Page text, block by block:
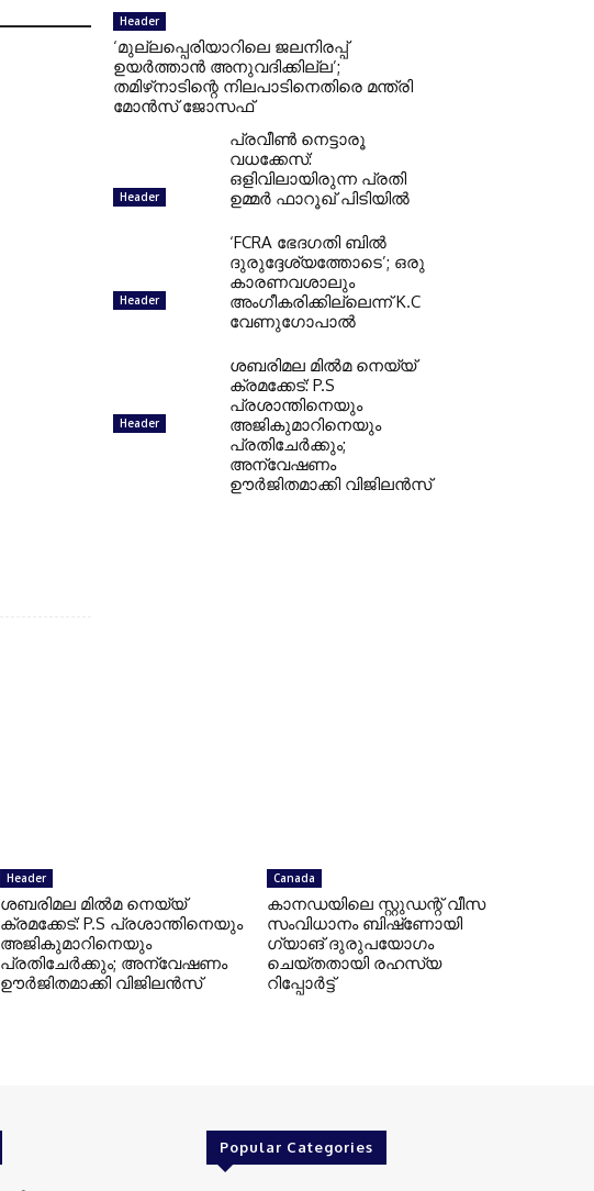
Header
‘മുല്ലപ്പെരിയാറിലെ ജലനിരപ്പ്
ഉയർത്താൻ അനുവദിക്കില്ല’;
തമിഴ്‌നാടിന്റെ നിലപാടിനെതിരെ മന്ത്രി
മോൻസ് ജോസഫ്
Header
പ്രവീൺ നെട്ടാരൂ
വധക്കേസ്:
ഒളിവിലായിരുന്ന പ്രതി
ഉമ്മർ ഫാറൂഖ് പിടിയിൽ
Header
‘FCRA ഭേദഗതി ബിൽ
ദുരുദ്ദേശ്യത്തോടെ’; ഒരു
കാരണവശാലും
അംഗീകരിക്കില്ലെന്ന് K.C
വേണുഗോപാൽ
Header
ശബരിമല മിൽമ നെയ്യ്
ക്രമക്കേട്: P.S
പ്രശാന്തിനെയും
അജികുമാറിനെയും
പ്രതിചേർക്കും;
അന്വേഷണം
ഊർജിതമാക്കി വിജിലൻസ്
Header
ശബരിമല മിൽമ നെയ്യ്
ക്രമക്കേട്: P.S പ്രശാന്തിനെയും
അജികുമാറിനെയും
പ്രതിചേർക്കും; അന്വേഷണം
ഊർജിതമാക്കി വിജിലൻസ്
Canada
കാനഡയിലെ സ്റ്റുഡന്റ് വീസ
സംവിധാനം ബിഷ്‌ണോയി
ഗ്യാങ് ദുരുപയോഗം
ചെയ്തതായി രഹസ്യ
റിപ്പോർട്ട്
Popular Categories